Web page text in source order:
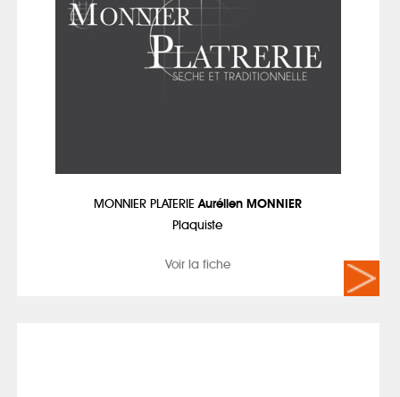
MONNIER PLATERIEAurélien MONNIER
Plaquiste
Voir la fiche